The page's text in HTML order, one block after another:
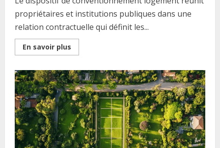
propriétaires et institutions publiques dans une
relation contractuelle qui définit les...
En savoir plus
more
impacts
de
la
fin
du
conventionnement
logement
pour
proprietaires
et
locataires